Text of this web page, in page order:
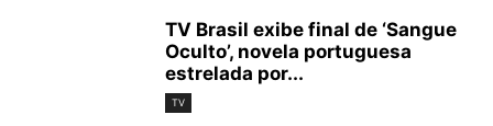
TV Brasil exibe final de ‘Sangue
Oculto’, novela portuguesa
estrelada por...
TV